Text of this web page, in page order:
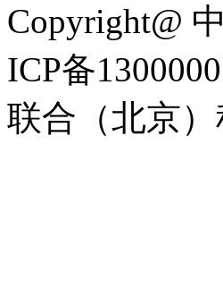
Copyright@
ICP备
联合（北京